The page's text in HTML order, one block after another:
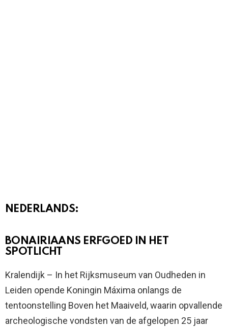
NEDERLANDS:
BONAIRIAANS ERFGOED IN HET
SPOTLICHT
Kralendijk – In het Rijksmuseum van Oudheden in
Leiden opende Koningin Máxima onlangs de
tentoonstelling Boven het Maaiveld, waarin opvallende
archeologische vondsten van de afgelopen 25 jaar